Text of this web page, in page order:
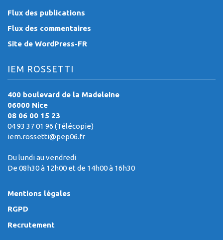
Flux des publications
Flux des commentaires
Site de WordPress-FR
IEM ROSSETTI
400 boulevard de la Madeleine
06000 Nice
08 06 00 15 23
04 93 37 01 96 (Télécopie)
iem.rossetti@pep06.fr
Du lundi au vendredi
De 08h30 à 12h00 et de 14h00 à 16h30
Mentions légales
RGPD
Recrutement